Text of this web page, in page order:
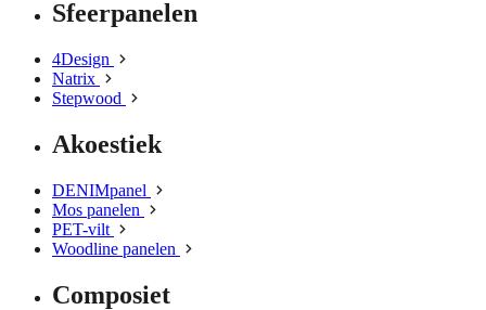
Sfeerpanelen
4Design
Natrix
Stepwood
Akoestiek
DENIMpanel
Mos panelen
PET-vilt
Woodline panelen
Composiet